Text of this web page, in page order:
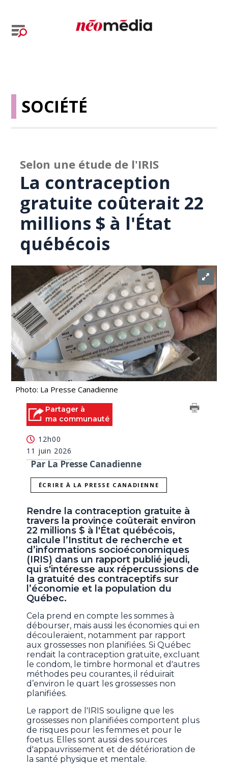
SOCIÉTÉ
Selon une étude de l'IRIS
La contraception
gratuite coûterait 22
millions $ à l'État
québécois
Photo: La Presse Canadienne
Partager à
ma communauté
12h00
11 juin 2026
Par La Presse Canadienne
ÉCRIRE À LA PRESSE CANADIENNE
Rendre la contraception gratuite à
travers la province coûterait environ
22 millions $ à l'État québécois,
calcule l’Institut de recherche et
d’informations socioéconomiques
(IRIS) dans un rapport publié jeudi,
qui s'intéresse aux répercussions de
la gratuité des contraceptifs sur
l’économie et la population du
Québec.
Cela prend en compte les sommes à
débourser, mais aussi les économies qui en
découleraient, notamment par rapport
aux grossesses non planifiées. Si Québec
rendait la contraception gratuite, excluant
le condom, le timbre hormonal et d'autres
méthodes peu courantes, il réduirait
d’environ le quart les grossesses non
planifiées.
Le rapport de l'IRIS souligne que les
grossesses non planifiées comportent plus
de risques pour les femmes et pour le
foetus. Elles sont aussi des sources
d'appauvrissement et de détérioration de
la santé physique et mentale.